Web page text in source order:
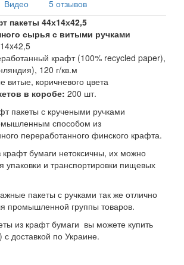
Видео
5 отзывов
пакеты 44х14х42,5
сырья с витыми ручками
крафт (100% recycled paper),
120 г/кв.м
витые, коричневого цвета
в коробе: 200 шт.
пакеты с кручеными ручками
способом из
переработанного финского крафта.
бумаги нетоксичны, их можно
упаковки и транспортировки пищевых
пакеты с ручками так же отлично
промышленной группы товаров.
из крафт бумаги вы можете купить
доставкой по Украине.